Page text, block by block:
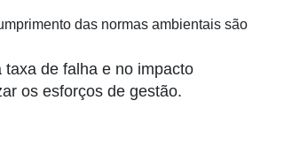
das normas ambientais são
de falha e no impacto
os esforços de gestão.